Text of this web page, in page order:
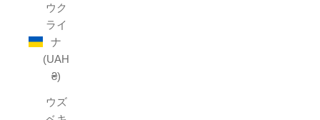
ウク
ライ
ナ
(UAH
₴)
ウズ